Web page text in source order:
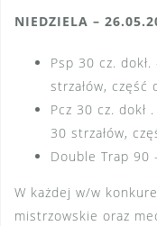
NIEDZIELA –
Psp 30 cz.
strzałów, część
Pcz 30 cz. dokł
30 strzałów,
Double Trap 90
W każdej w/w
mistrzowskie oraz